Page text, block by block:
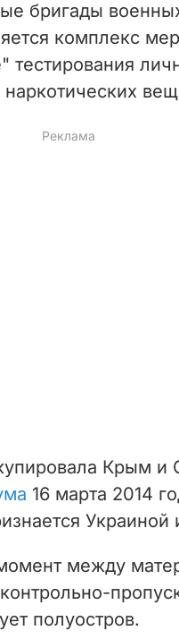
бригады
комплекс
тестирования
Крым и
16 марта 2014
между
контрольно-
полуостров.